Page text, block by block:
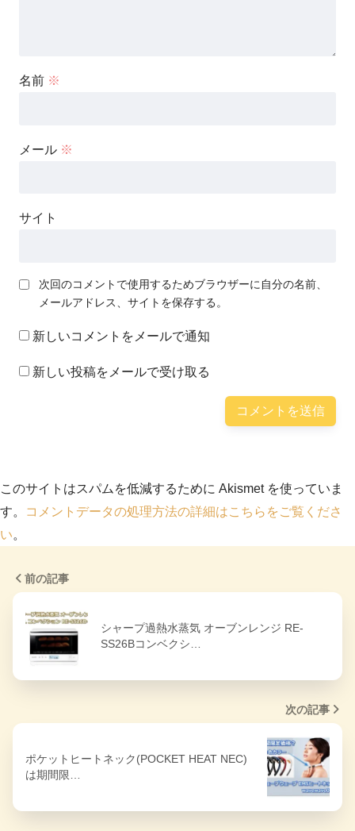
名前 ※
メール ※
サイト
次回のコメントで使用するためブラウザーに自分の名前、
メールアドレス、サイトを保存する。
新しいコメントをメールで通知
新しい投稿をメールで受け取る
このサイトはスパムを低減するために Akismet を使っていま
す。
コメントデータの処理方法の詳細はこちらをご覧くださ
い。
前の記事
シャープ過熱水蒸気 オーブンレンジ RE-
SS26Bコンベクシ…
次の記事
ポケットヒートネック(POCKET HEAT NEC)
は期間限…